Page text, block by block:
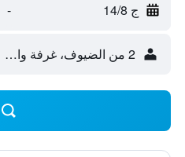
ج 14/8 -
2 من الضيوف، غرفة واحدة